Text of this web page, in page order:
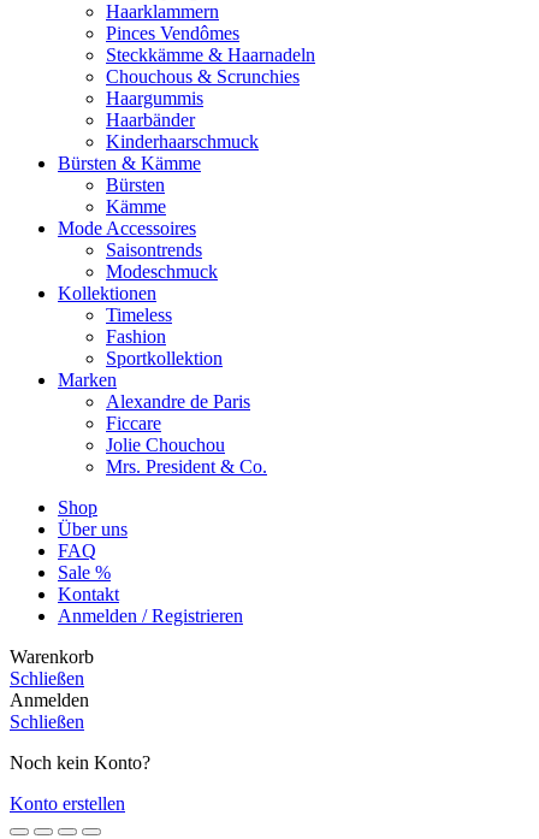
Haarklammern
Pinces Vendômes
Steckkämme & Haarnadeln
Chouchous & Scrunchies
Haargummis
Haarbänder
Kinderhaarschmuck
Bürsten & Kämme
Bürsten
Kämme
Mode Accessoires
Saisontrends
Modeschmuck
Kollektionen
Timeless
Fashion
Sportkollektion
Marken
Alexandre de Paris
Ficcare
Jolie Chouchou
Mrs. President & Co.
Shop
Über uns
FAQ
Sale %
Kontakt
Anmelden / Registrieren
Warenkorb
Schließen
Anmelden
Schließen
Noch kein Konto?
Konto erstellen